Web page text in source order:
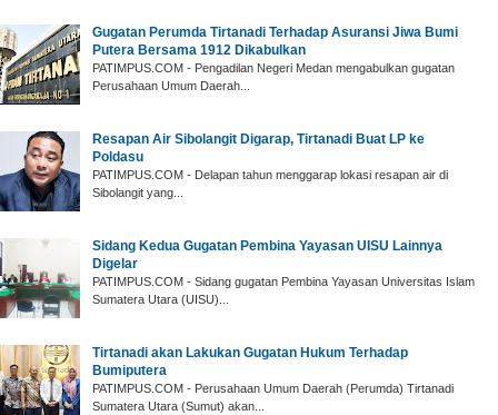
Gugatan Perumda Tirtanadi Terhadap Asuransi Jiwa Bumi
Putera Bersama 1912 Dikabulkan
PATIMPUS.COM - Pengadilan Negeri Medan mengabulkan gugatan
Perusahaan Umum Daerah...
Resapan Air Sibolangit Digarap, Tirtanadi Buat LP ke
Poldasu
PATIMPUS.COM - Delapan tahun menggarap lokasi resapan air di
Sibolangit yang...
Sidang Kedua Gugatan Pembina Yayasan UISU Lainnya
Digelar
PATIMPUS.COM - Sidang gugatan Pembina Yayasan Universitas Islam
Sumatera Utara (UISU)...
Tirtanadi akan Lakukan Gugatan Hukum Terhadap
Bumiputera
PATIMPUS.COM - Perusahaan Umum Daerah (Perumda) Tirtanadi
Sumatera Utara (Sumut) akan...